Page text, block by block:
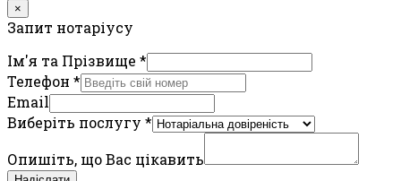
×
Запит нотаріусу
Ім'я та Прізвище *
Телефон *
Email
Виберіть послугу *
Опишіть, що Вас цікавить